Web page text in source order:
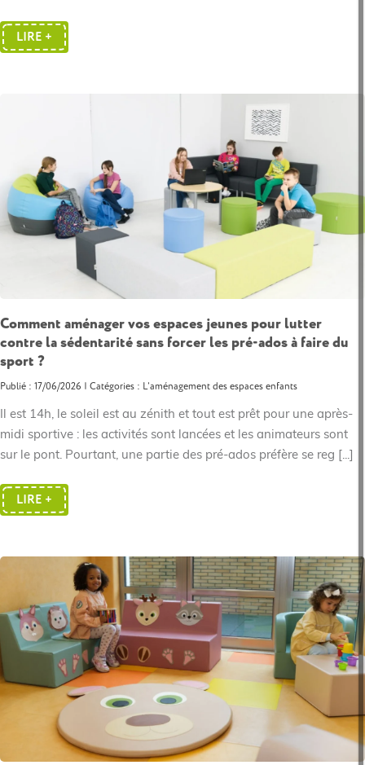
LIRE +
Comment aménager vos espaces jeunes pour lutter
contre la sédentarité sans forcer les pré-ados à faire du
sport ?
Publié : 17/06/2026 | Catégories : L'aménagement des espaces enfants
Il est 14h, le soleil est au zénith et tout est prêt pour une après-
midi sportive : les activités sont lancées et les animateurs sont
sur le pont. Pourtant, une partie des pré-ados préfère se reg [...]
LIRE +